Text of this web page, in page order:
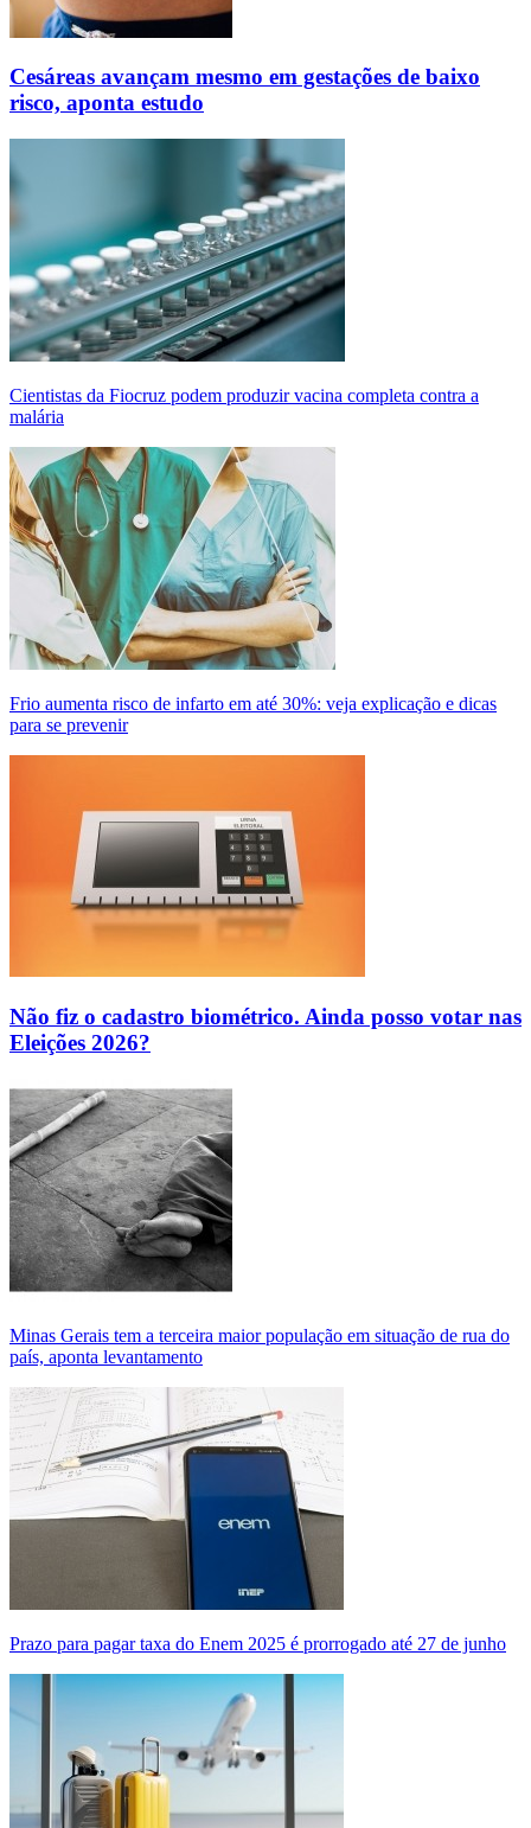
Cesáreas avançam mesmo em gestações de baixo
risco, aponta estudo
Cientistas da Fiocruz podem produzir vacina completa contra a
malária
Frio aumenta risco de infarto em até 30%: veja explicação e dicas
para se prevenir
Não fiz o cadastro biométrico. Ainda posso votar nas
Eleições 2026?
Minas Gerais tem a terceira maior população em situação de rua do
país, aponta levantamento
Prazo para pagar taxa do Enem 2025 é prorrogado até 27 de junho